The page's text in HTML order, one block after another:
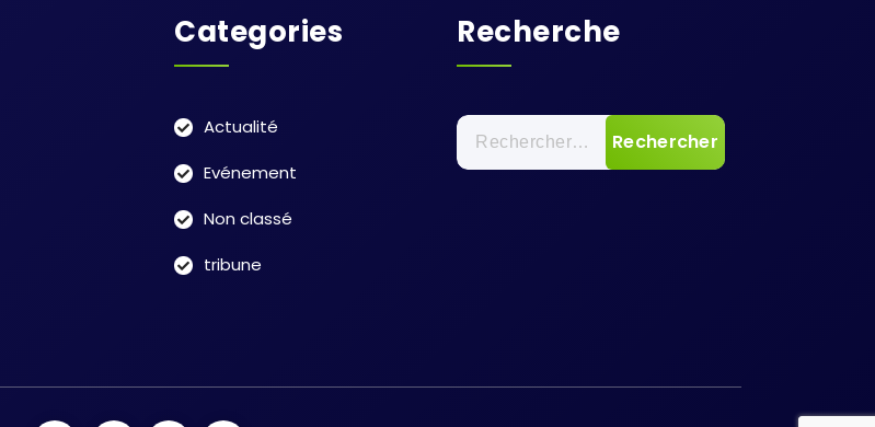
Categories
Actualité
Evénement
Non classé
tribune
Recherche